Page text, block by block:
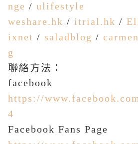
nge / ulifestyle
weshare.hk / itrial.hk /
ixnet / saladblog /
g
聯絡方法：
facebook
https://
4
Facebook Fans Page